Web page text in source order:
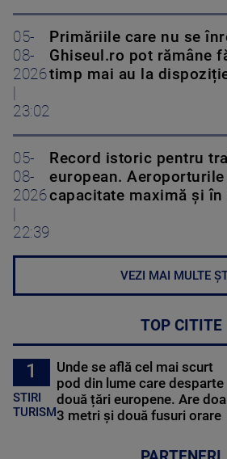
05-
08-
2026
23:02
Primăriile care nu se
Ghiseul.ro pot rămâne
timp mai au la
05-
08-
2026
22:39
Record istoric pentru
european.
capacitate maximă și în
VEZI MAI MULTE
TOP CITITE
1
STIRI
TURISM
Unde se află cel mai scurt
pod din lume care desparte
două țări europene. Are
3 metri și două fusuri orare